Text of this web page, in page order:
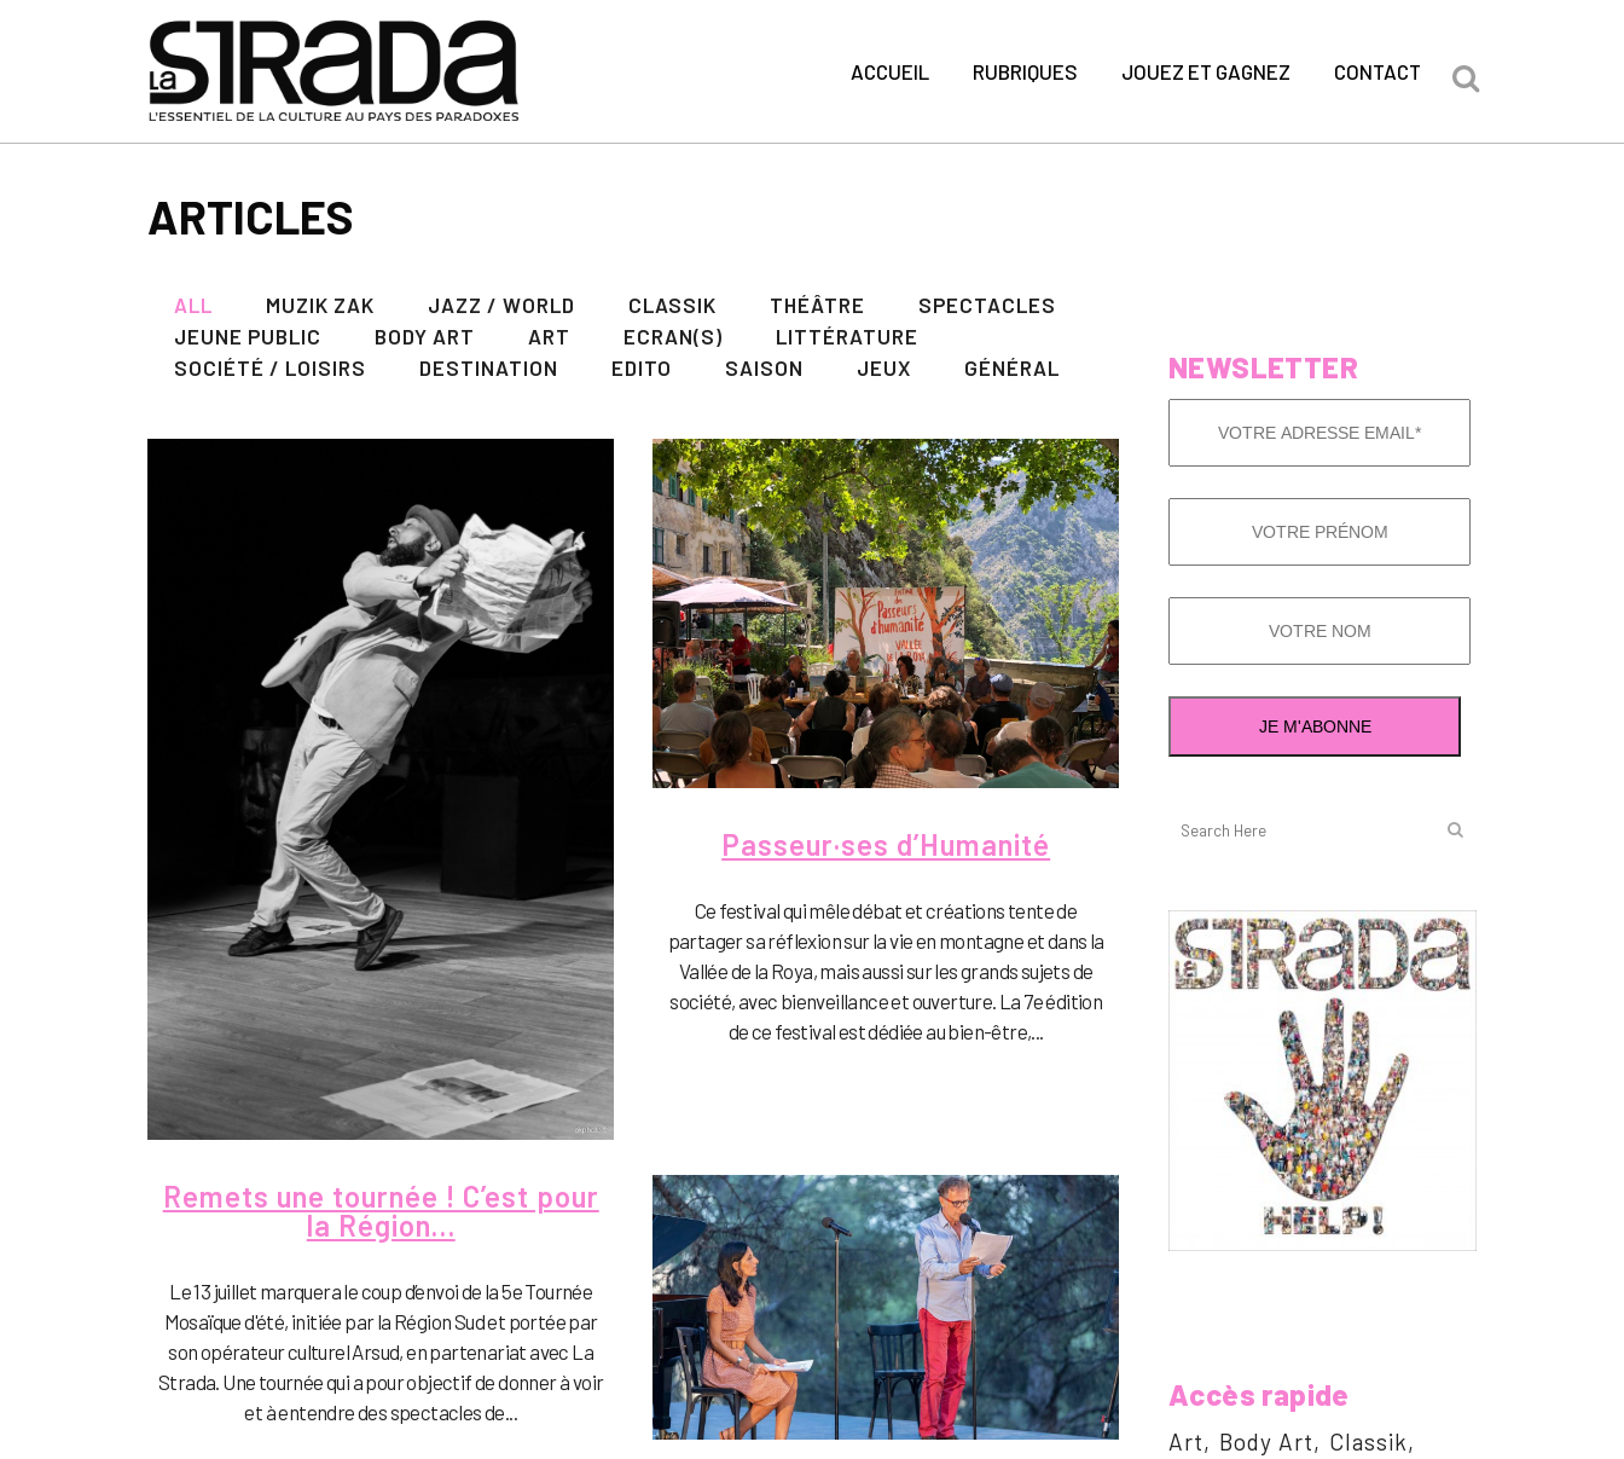
ACCUEIL RUBRIQUES JOUEZ ET GAGNEZ CONTACT
ARTICLES
ALL MUZIK ZAK JAZZ / WORLD CLASSIK THÉÂTRE
SPECTACLES
JEUNE PUBLIC
BODY ART ART ECRAN(S)
LITTÉRATURE
SOCIÉTÉ / LOISIRS
DESTINATION EDITO SAISON JEUX GÉNÉRAL
Remets une tournée ! C’est pour
la Région…
Le 13 juillet marquera le coup d’envoi de la 5e Tournée
Mosaïque d'été, initiée par la Région Sud et portée par
son opérateur culturel Arsud, en partenariat avec La
Strada. Une tournée qui a pour objectif de donner à voir
et à entendre des spectacles de...
Passeur·ses d’Humanité
Ce festival qui mêle débat et créations tente de
partager sa réflexion sur la vie en montagne et dans la
Vallée de la Roya, mais aussi sur les grands sujets de
société, avec bienveillance et ouverture. La 7e édition
de ce festival est dédiée au bien-être,...
NEWSLETTER
Accès rapide
Art Body Art
Classik